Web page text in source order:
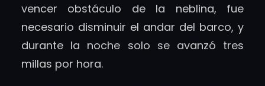
vencer obstáculo de la neblina, fue
necesario disminuir el andar del barco, y
durante la noche solo se avanzó tres
millas por hora.